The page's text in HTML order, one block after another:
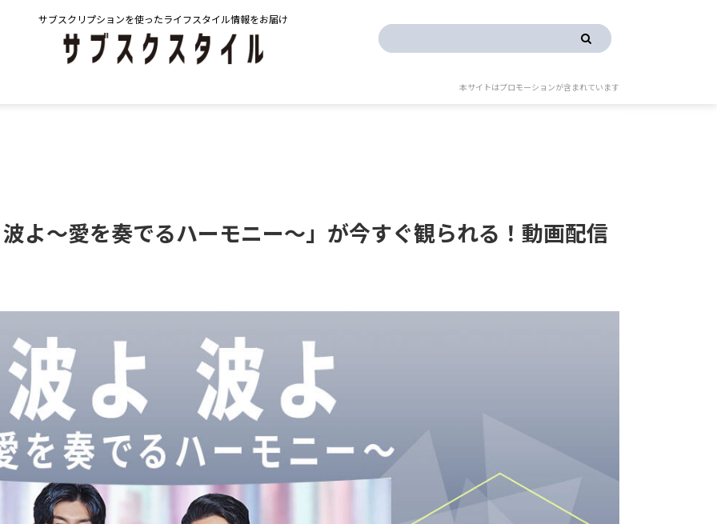
サブスクリプションを使ったライフスタイル情報をお届け
本サイトはプロモーションが含まれています
よ～愛を奏でるハーモニー～」が今すぐ観られる！動画配信